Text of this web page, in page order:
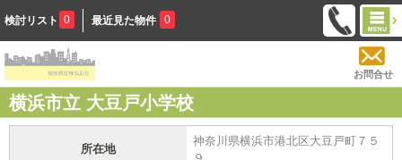
検討リスト 0 最近見た物件 0
お問合せ
横浜市立 大豆戸小学校
所在地
神奈川県横浜市港北区大豆戸町７５